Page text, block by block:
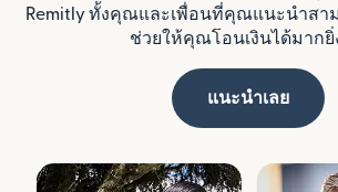
Remitly ทั้งคุณและเพื่อนที่คุณแนะนำสา
ช่วยให้คุณโอนเงินได้มาก
แนะนำเลย